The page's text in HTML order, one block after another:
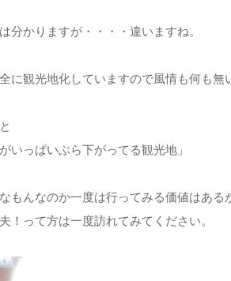
分かりますが・・・・違いますね。
に観光地化していますので風情も何も無
いっぱいぶら下がってる観光地」
もんなのか一度は行ってみる価値はあ
！って方は一度訪れてみてください。